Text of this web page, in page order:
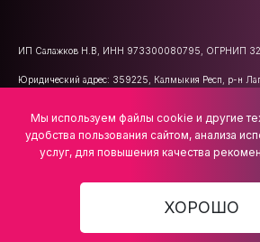
1 393 ₽
Мы используем файлы cookie и другие
удобства пользования сайтом, анализа
услуг, для повышения качества
ХОРОШО
ИП Салажков Н.В, ИНН 973300080795, ОГРНИП
Юридический адрес: 359225, Калмыкия Респ, р-н
E-mail: info@vsemkarniz.ru